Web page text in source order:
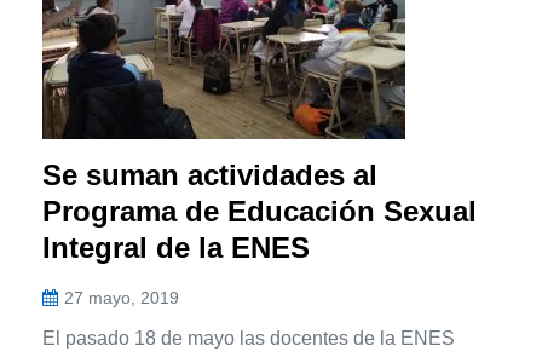
Se suman actividades al
Programa de Educación Sexual
Integral de la ENES
27 mayo, 2019
El pasado 18 de mayo las docentes de la ENES